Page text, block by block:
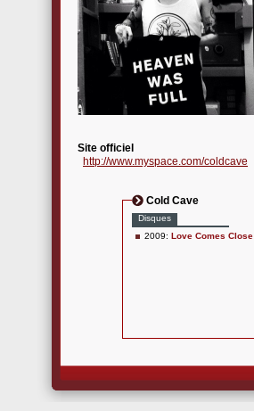
Site officiel
http://www.myspace.com/coldcave
Cold Cave
Disques
2009: Love Comes Close